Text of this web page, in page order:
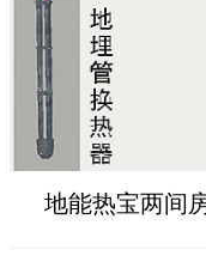
地能热宝两间